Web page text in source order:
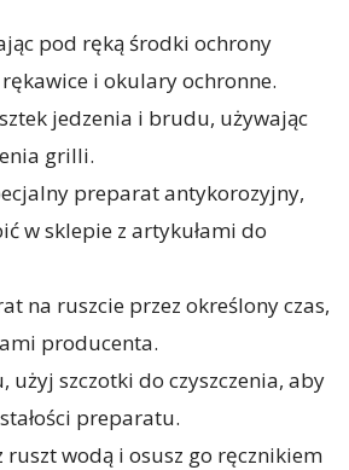
pod ręką środki ochrony
i okulary ochronne.
jedzenia i brudu, używając
grilli.
preparat antykorozyjny,
w sklepie z artykułami do
na ruszcie przez określony czas,
producenta.
użyj szczotki do czyszczenia, aby
preparatu.
ruszt wodą i osusz go ręcznikiem